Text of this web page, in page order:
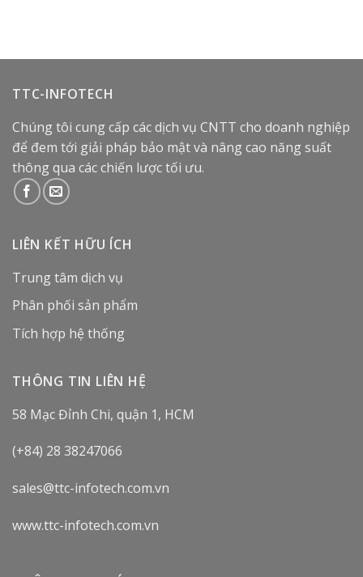
TTC-INFOTECH
Chúng tôi cung cấp các dịch vụ CNTT cho doanh nghiệp
để đem tới giải pháp bảo mật và nâng cao năng suất
thông qua các chiến lược tối ưu.
LIÊN KẾT HỮU ÍCH
Trung tâm dịch vụ
Phân phối sản phẩm
Tích hợp hệ thống
THÔNG TIN LIÊN HỆ
58 Mạc Đỉnh Chi, quận 1, HCM
(+84) 28 38247066
sales@ttc-infotech.com.vn
www.ttc-infotech.com.vn